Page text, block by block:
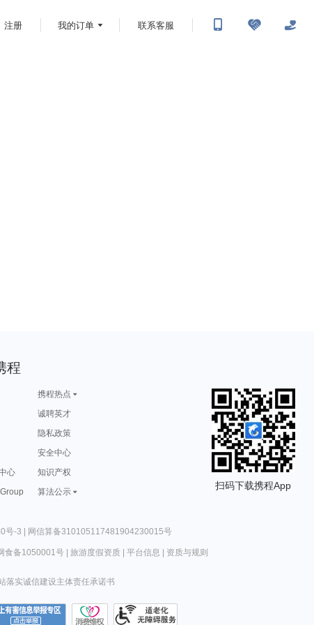
注册 我的订单 联系客服
程
携程热点
诚聘英才
隐私政策
安全中心
心
知识产权
算法公示
扫码下载携程App
号-3 | 网信算备310105117481904230015号
食备1050001号| 旅游度假资质| 平台信息 资质与规则
落实诚信建设主体责任承诺书